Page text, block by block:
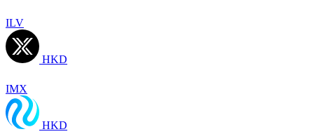
ILV
HKD
IMX
HKD